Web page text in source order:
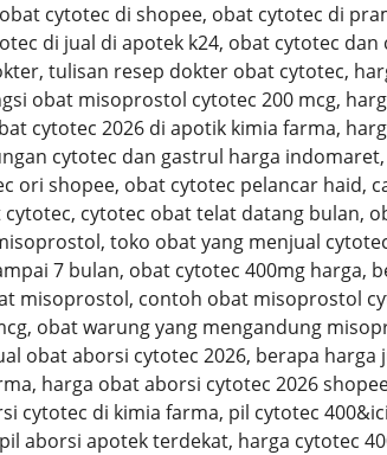
cytotec di shopee, obat cytotec di
di jual di apotek k24, obat cytotec
tulisan resep dokter obat cytotec,
obat misoprostol cytotec 200 mcg,
cytotec 2026 di apotik kimia farma,
cytotec dan gastrul harga
ori shopee, obat cytotec pelancar haid,
cytotec obat telat datang bulan,
toko obat yang menjual
7 bulan, obat cytotec 400mg harga,
misoprostol, contoh obat misoprostol
obat warung yang mengandung
obat aborsi cytotec 2026, berapa
harga obat aborsi cytotec 2026
cytotec di kimia farma, pil cytotec
aborsi apotek terdekat, harga cytotec